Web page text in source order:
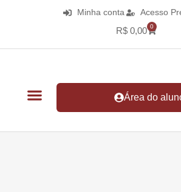
Minha conta Acesso
R$ 0,00 0
Área do